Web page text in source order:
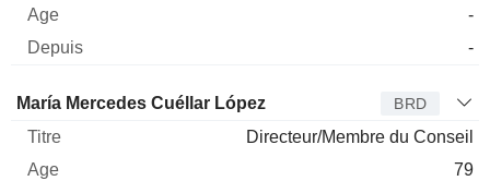
-
-
Administrateur Titre Age Depuis
María Mercedes Cuéllar López BRD
Directeur/Membre du Conseil
79